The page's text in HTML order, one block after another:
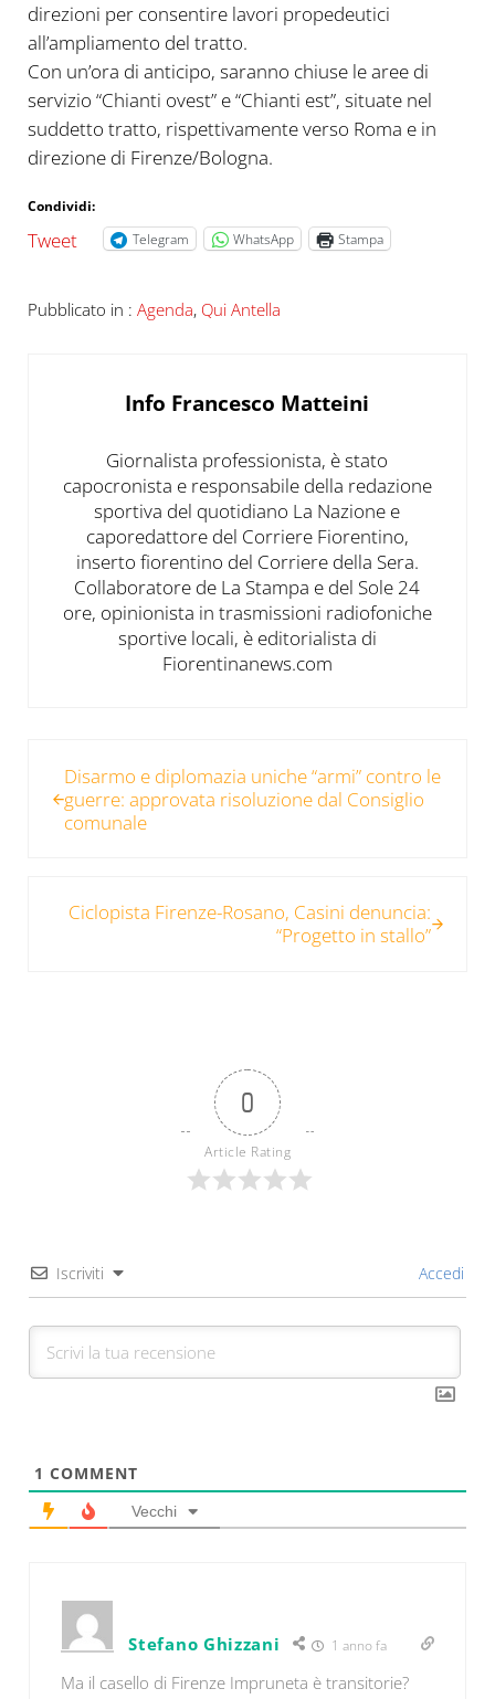
direzioni per consentire lavori propedeutici
all’ampliamento del tratto.
Con un’ora di anticipo, saranno chiuse le aree di
servizio “Chianti ovest” e “Chianti est”, situate nel
suddetto tratto, rispettivamente verso Roma e in
direzione di Firenze/Bologna.
Condividi:
Tweet Telegram WhatsApp Stampa
Pubblicato in : Agenda, Qui Antella
Info Francesco Matteini
Giornalista professionista, è stato
capocronista e responsabile della redazione
sportiva del quotidiano La Nazione e
caporedattore del Corriere Fiorentino,
inserto fiorentino del Corriere della Sera.
Collaboratore de La Stampa e del Sole 24
ore, opinionista in trasmissioni radiofoniche
sportive locali, è editorialista di
Fiorentinanews.com
Disarmo e diplomazia uniche “armi” contro le
guerre: approvata risoluzione dal Consiglio
comunale
Ciclopista Firenze-Rosano, Casini denuncia:
“Progetto in stallo”
0
Article Rating
Iscriviti Accedi
1 COMMENT
Vecchi
Stefano Ghizzani 1 anno fa
Ma il casello di Firenze Impruneta è transitorie?